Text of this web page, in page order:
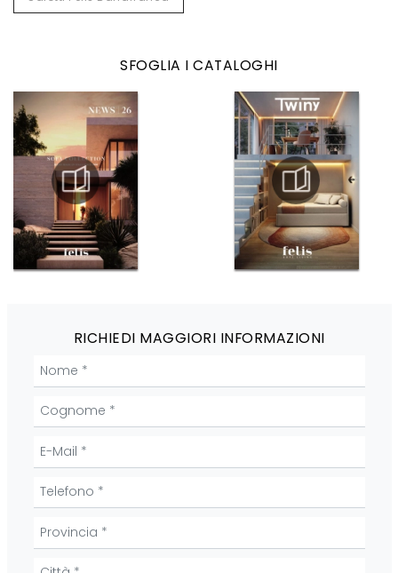
SFOGLIA I CATALOGHI
RICHIEDI MAGGIORI INFORMAZIONI